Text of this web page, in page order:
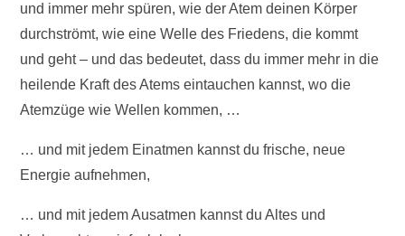
und immer mehr spüren, wie der Atem deinen Körper
durchströmt, wie eine Welle des Friedens, die kommt
und geht – und das bedeutet, dass du immer mehr in die
heilende Kraft des Atems eintauchen kannst, wo die
Atemzüge wie Wellen kommen, …
… und mit jedem Einatmen kannst du frische, neue
Energie aufnehmen,
… und mit jedem Ausatmen kannst du Altes und